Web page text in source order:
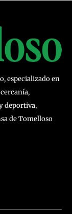
especializado en
deportiva,
de Tomelloso